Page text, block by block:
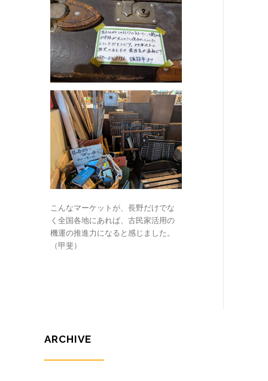
こんなマーケットが、長野だけでな
く全国各地にあれば、古民家活用の
機運の推進力になると感じました。
（甲斐）
ARCHIVE